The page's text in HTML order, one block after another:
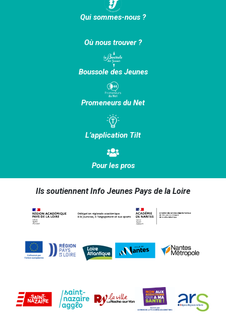
Qui sommes-nous ?
Où nous trouver ?
Boussole des Jeunes
Promeneurs du Net
L’application Tilt
Pour les pros
Ils soutiennent Info Jeunes Pays de la Loire